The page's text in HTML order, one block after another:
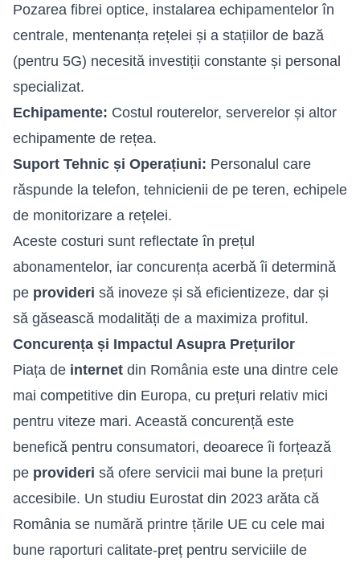
Pozarea fibrei optice, instalarea echipamentelor în
centrale, mentenanța rețelei și a stațiilor de bază
(pentru 5G) necesită investiții constante și personal
specializat.
Echipamente: Costul routerelor, serverelor și altor
echipamente de rețea.
Suport Tehnic și Operațiuni: Personalul care
răspunde la telefon, tehnicienii de pe teren, echipele
de monitorizare a rețelei.
Aceste costuri sunt reflectate în prețul
abonamentelor, iar concurența acerbă îi determină
pe provideri să inoveze și să eficientizeze, dar și
să găsească modalități de a maximiza profitul.
Concurența și Impactul Asupra Prețurilor
Piața de internet din România este una dintre cele
mai competitive din Europa, cu prețuri relativ mici
pentru viteze mari. Această concurență este
benefică pentru consumatori, deoarece îi forțează
pe provideri să ofere servicii mai bune la prețuri
accesibile. Un studiu Eurostat din 2023 arăta că
România se numără printre țările UE cu cele mai
bune raporturi calitate-preț pentru serviciile de